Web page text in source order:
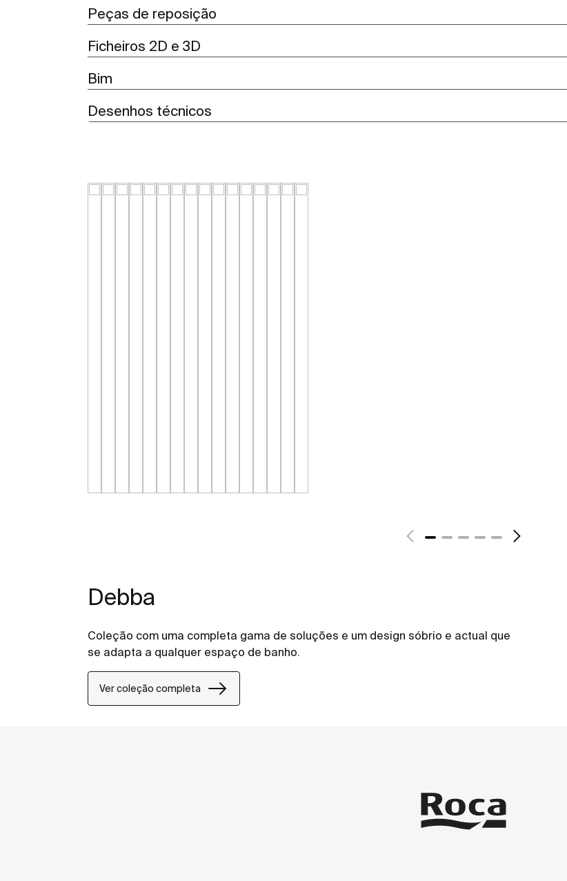
Peças de reposição
Ficheiros 2D e 3D
Bim
Desenhos técnicos
Debba
Coleção com uma completa gama de soluções e um design sóbrio e actual que
se adapta a qualquer espaço de banho.
Ver coleção completa